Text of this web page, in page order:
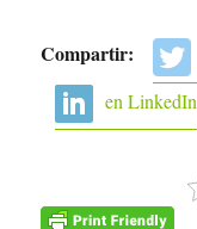
Compartir:
en LinkedIn